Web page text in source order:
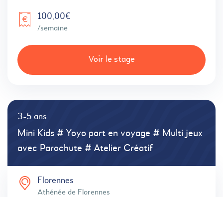
100,00€
/semaine
Voir le stage
3-5 ans
Mini Kids # Yoyo part en voyage # Multi jeux
avec Parachute # Atelier Créatif
Florennes
Athénée de Florennes